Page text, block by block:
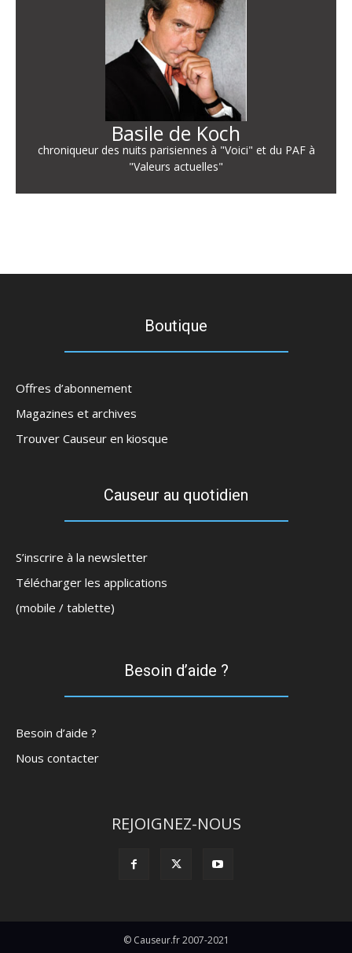
Basile de Koch
chroniqueur des nuits parisiennes à "Voici" et du PAF à
"Valeurs actuelles"
Boutique
Offres d’abonnement
Magazines et archives
Trouver Causeur en kiosque
Causeur au quotidien
S’inscrire à la newsletter
Télécharger les applications
(mobile / tablette)
Besoin d’aide ?
Besoin d’aide ?
Nous contacter
REJOIGNEZ-NOUS
© Causeur.fr 2007-2021